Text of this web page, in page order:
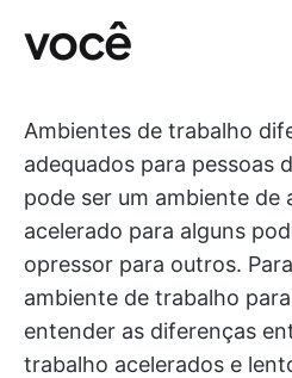
você
Ambientes de trabalho
adequados para pessoas
pode ser um ambiente de
acelerado para alguns
opressor para outros.
ambiente de trabalho
entender as diferenças
trabalho acelerados e